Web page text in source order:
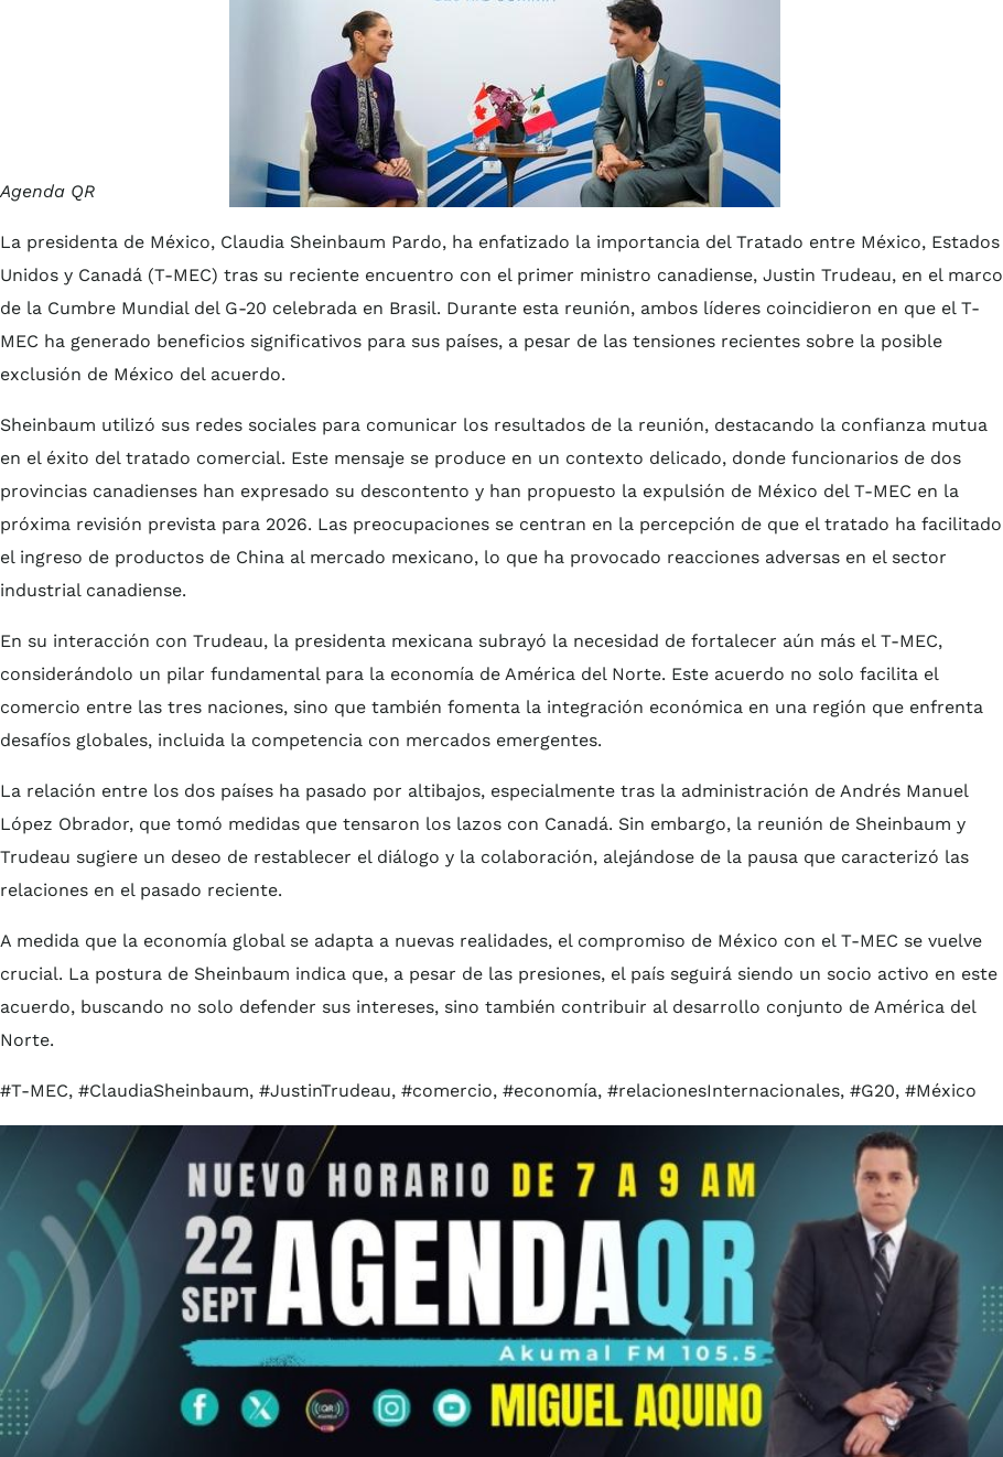
Agenda QR
La presidenta de México, Claudia Sheinbaum Pardo, ha enfatizado la importancia del Tratado entre México, Estados
Unidos y Canadá (T-MEC) tras su reciente encuentro con el primer ministro canadiense, Justin Trudeau, en el marco
de la Cumbre Mundial del G-20 celebrada en Brasil. Durante esta reunión, ambos líderes coincidieron en que el T-
MEC ha generado beneficios significativos para sus países, a pesar de las tensiones recientes sobre la posible
exclusión de México del acuerdo.
Sheinbaum utilizó sus redes sociales para comunicar los resultados de la reunión, destacando la confianza mutua
en el éxito del tratado comercial. Este mensaje se produce en un contexto delicado, donde funcionarios de dos
provincias canadienses han expresado su descontento y han propuesto la expulsión de México del T-MEC en la
próxima revisión prevista para 2026. Las preocupaciones se centran en la percepción de que el tratado ha facilitado
el ingreso de productos de China al mercado mexicano, lo que ha provocado reacciones adversas en el sector
industrial canadiense.
En su interacción con Trudeau, la presidenta mexicana subrayó la necesidad de fortalecer aún más el T-MEC,
considerándolo un pilar fundamental para la economía de América del Norte. Este acuerdo no solo facilita el
comercio entre las tres naciones, sino que también fomenta la integración económica en una región que enfrenta
desafíos globales, incluida la competencia con mercados emergentes.
La relación entre los dos países ha pasado por altibajos, especialmente tras la administración de Andrés Manuel
López Obrador, que tomó medidas que tensaron los lazos con Canadá. Sin embargo, la reunión de Sheinbaum y
Trudeau sugiere un deseo de restablecer el diálogo y la colaboración, alejándose de la pausa que caracterizó las
relaciones en el pasado reciente.
A medida que la economía global se adapta a nuevas realidades, el compromiso de México con el T-MEC se vuelve
crucial. La postura de Sheinbaum indica que, a pesar de las presiones, el país seguirá siendo un socio activo en este
acuerdo, buscando no solo defender sus intereses, sino también contribuir al desarrollo conjunto de América del
Norte.
#T-MEC, #ClaudiaSheinbaum, #JustinTrudeau, #comercio, #economía, #relacionesInternacionales, #G20, #México